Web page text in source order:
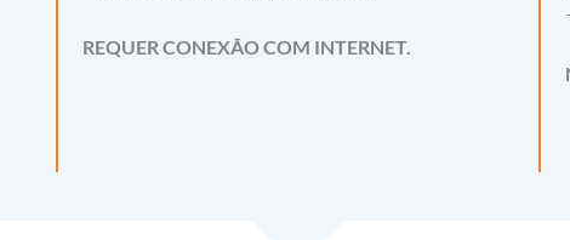
REQUER CONEXÃO COM INTERNET.